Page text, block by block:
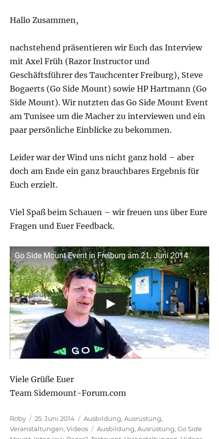
Hallo Zusammen,
nachstehend präsentieren wir Euch das Interview
mit Axel Früh (Razor Instructor und
Geschäftsführer des Tauchcenter Freiburg), Steve
Bogaerts (Go Side Mount) sowie HP Hartmann (Go
Side Mount). Wir nutzten das Go Side Mount Event
am Tunisee um die Macher zu interviewen und ein
paar persönliche Einblicke zu bekommen.
Leider war der Wind uns nicht ganz hold – aber
doch am Ende ein ganz brauchbares Ergebnis für
Euch erzielt.
Viel Spaß beim Schauen – wir freuen uns über Eure
Fragen und Euer Feedback.
Go Side Mount Event in Freiburg am 21. Juni 2014
Viele Grüße Euer
Team Sidemount-Forum.com
Autor
Roby
Veröffentlicht
am
25. Juni 2014 Kategorien
Ausbildung ,Ausrüstung
Veranstaltungen ,Videos Schlagwörter
Ausbildung ,Ausrüstung ,Go Side